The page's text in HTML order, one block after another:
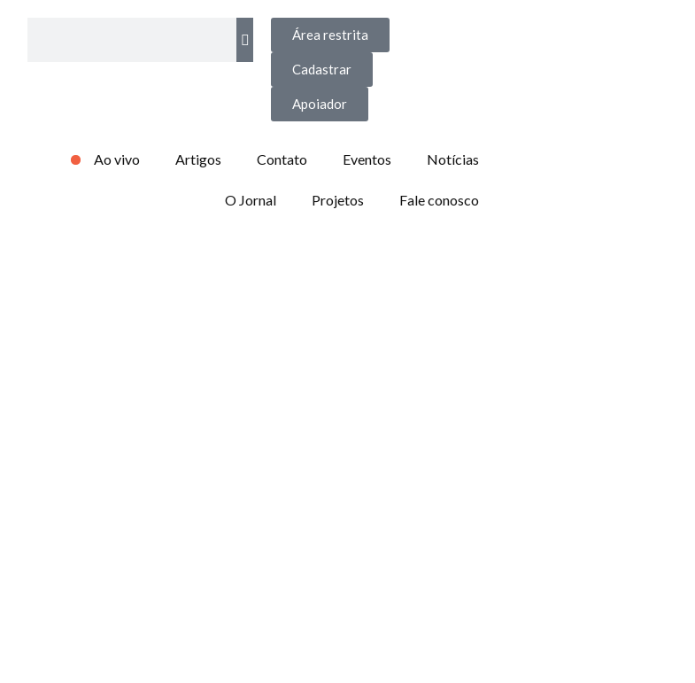
Área restrita
Cadastrar
Apoiador
Ao vivo Artigos Contato Eventos Notícias
O Jornal Projetos Fale conosco